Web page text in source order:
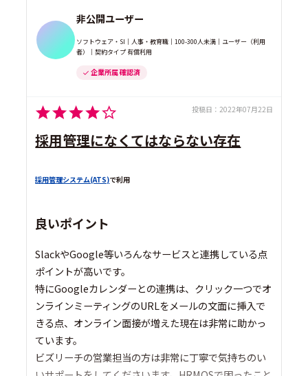
非公開ユーザー
ソフトウェア・SI｜人事・教育職｜100-300人未満｜ユーザー（利用
者）｜契約タイプ 有償利用
企業所属 確認済
投稿日： 2022年07月22日
採用管理になくてはならない存在
採用管理システム(ATS)で利用
良いポイント
SlackやGoogle等いろんなサービスと連携している点
ポイントが高いです。
特にGoogleカレンダーとの連携は、クリック一つでオ
ンラインミーティングのURLをメールの文面に挿入で
きる点、オンライン面接が増えた現在は非常に助かっ
ています。
ビズリーチの営業担当の方は非常に丁寧で気持ちのい